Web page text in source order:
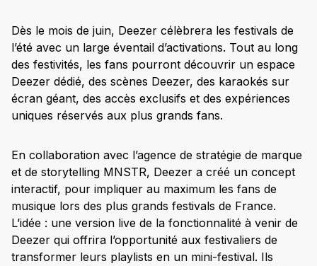
Dès le mois de juin, Deezer célèbrera les festivals de
l’été avec un large éventail d’activations. Tout au long
des festivités, les fans pourront découvrir un espace
Deezer dédié, des scènes Deezer, des karaokés sur
écran géant, des accès exclusifs et des expériences
uniques réservés aux plus grands fans.
En collaboration avec l’agence de stratégie de marque
et de storytelling MNSTR, Deezer a créé un concept
interactif, pour impliquer au maximum les fans de
musique lors des plus grands festivals de France.
L’idée : une version live de la fonctionnalité à venir de
Deezer qui offrira l’opportunité aux festivaliers de
transformer leurs playlists en un mini-festival. Ils